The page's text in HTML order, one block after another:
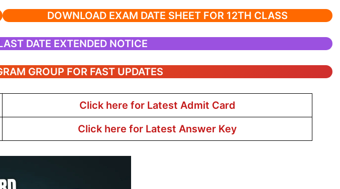
DOWNLOAD EXAM DATE SHEET FOR 12TH CLASS
DATE EXTENDED NOTICE
GROUP FOR FAST UPDATES
Click here for Latest Admit Card
Click here for Latest Answer Key